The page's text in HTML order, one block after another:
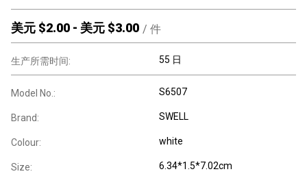
美元 $2.00 - 美元 $3.00 / 件
生产所需时间: 55 日
Model No.: S6507
Brand: SWELL
Colour: white
Size: 6.34*1.5*7.02cm